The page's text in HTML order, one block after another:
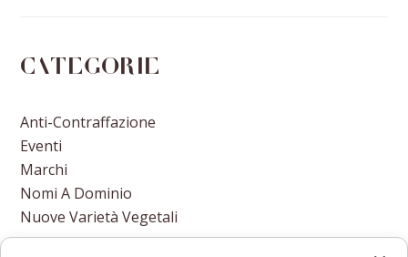
Categorie
Anti-Contraffazione
Eventi
Marchi
Nomi A Dominio
Nuove Varietà Vegetali